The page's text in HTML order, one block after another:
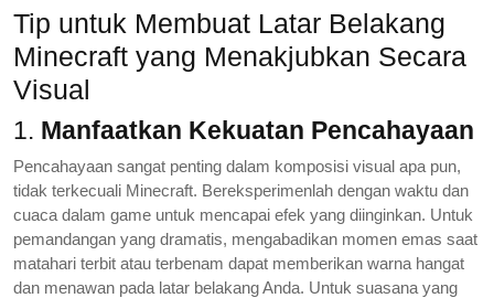
Tip untuk Membuat Latar Belakang
Minecraft yang Menakjubkan Secara
Visual
1. Manfaatkan Kekuatan Pencahayaan
Pencahayaan sangat penting dalam komposisi visual apa pun,
tidak terkecuali Minecraft. Bereksperimenlah dengan waktu dan
cuaca dalam game untuk mencapai efek yang diinginkan. Untuk
pemandangan yang dramatis, mengabadikan momen emas saat
matahari terbit atau terbenam dapat memberikan warna hangat
dan menawan pada latar belakang Anda. Untuk suasana yang